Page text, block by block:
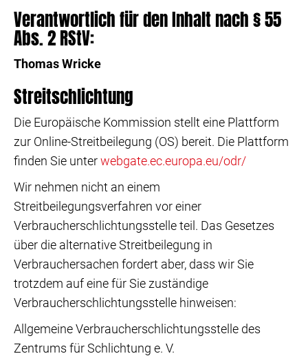
Verantwortlich für den Inhalt nach § 55
Abs. 2 RStV:
Thomas Wricke
Streitschlichtung
Die Europäische Kommission stellt eine Plattform
zur Online-Streitbeilegung (OS) bereit. Die Plattform
finden Sie unterwebgate.ec.europa.eu/odr/
Wir nehmen nicht an einem
Streitbeilegungsverfahren vor einer
Verbraucherschlichtungsstelle teil. Das Gesetzes
über die alternative Streitbeilegung in
Verbrauchersachen fordert aber, dass wir Sie
trotzdem auf eine für Sie zuständige
Verbraucherschlichtungsstelle hinweisen:
Allgemeine Verbraucherschlichtungsstelle des
Zentrums für Schlichtung e. V.